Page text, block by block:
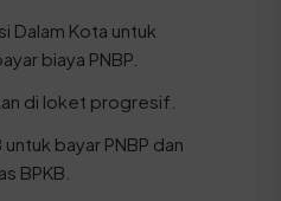
Dalam Kota untuk
biaya PNBP.
di loket progresif.
bayar PNBP dan
BPKB.